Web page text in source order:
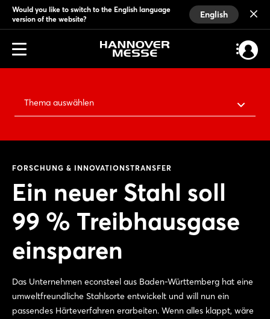
Would you like to switch to the English language
version of the website?
English
Thema auswählen
FORSCHUNG & INNOVATIONSTRANSFER
Ein neuer Stahl soll
99 % Treibhausgase
einsparen
Das Unternehmen econsteel aus Baden-Württemberg hat eine
umweltfreundliche Stahlsorte entwickelt und will nun ein
passendes Härteverfahren erarbeiten. Wenn alles klappt, wäre